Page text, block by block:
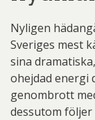
Nyligen
Sveriges mest
sina
ohejdad energi
genombrott
dessutom